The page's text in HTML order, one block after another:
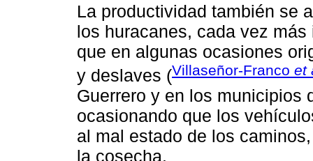
La productividad también se
los huracanes, cada vez
que en algunas ocasiones
y deslaves (Villaseñor-Franco et
Guerrero y en los municipios
ocasionando que los
al mal estado de los
la cosecha.